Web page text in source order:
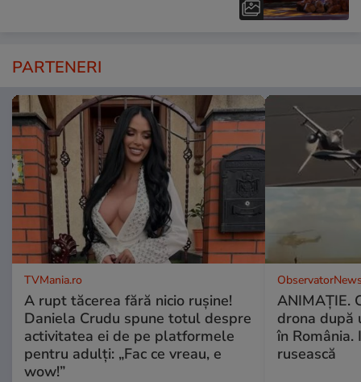
PARTENERI
TVMania.ro
A rupt tăcerea fără nicio rușine!
Daniela Crudu spune totul despre
activitatea ei de pe platformele
pentru adulți: „Fac ce vreau, e
wow!”
ANIMAŢIE.
drona după
în România.
rusească